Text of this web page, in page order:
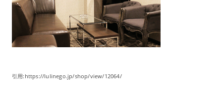
引用:https://lulinego.jp/shop/view/12064/